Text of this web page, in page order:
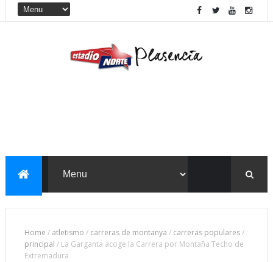
Home / atletismo / carreras de montanya / carreras populares/
principal / La Garganta acoge la Carrera por Montaña Techo de
Extremadura